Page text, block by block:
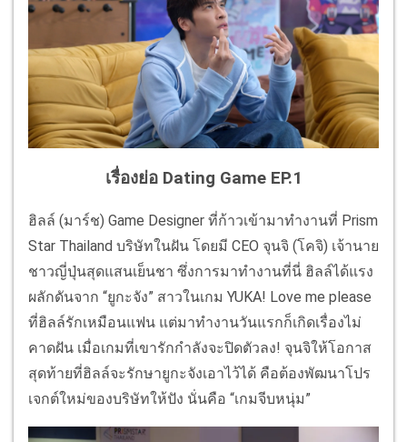
เรื่องย่อ Dating Game EP.1
ฮิลล์ (มาร์ช) Game Designer ที่ก้าวเข้ามาทำงานที่ Prism
Star Thailand บริษัทในฝัน โดยมี CEO จุนจิ (โคจิ) เจ้านาย
ชาวญี่ปุ่นสุดแสนเย็นชา ซึ่งการมาทำงานที่นี่ ฮิลล์ได้แรง
ผลักดันจาก “ยูกะจัง” สาวในเกม YUKA! Love me please
ที่ฮิลล์รักเหมือนแฟน แต่มาทำงานวันแรกก็เกิดเรื่องไม่
คาดฝัน เมื่อเกมที่เขารักกำลังจะปิดตัวลง! จุนจิให้โอกาส
สุดท้ายที่ฮิลล์จะรักษายูกะจังเอาไว้ได้ คือต้องพัฒนาโปร
เจกต์ใหม่ของบริษัทให้ปัง นั่นคือ “เกมจีบหนุ่ม”